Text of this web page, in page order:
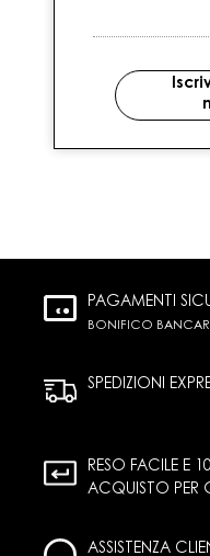
PAGAMENTI
BONIFICO
SPEDIZIONI
RESO FACILE E
ACQUISTO PER
ASSISTENZA